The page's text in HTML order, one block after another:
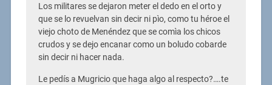
Los militares se dejaron meter el dedo en el orto y
que se lo revuelvan sin decir ni pìo, como tu héroe el
viejo choto de Menéndez que se comìa los chicos
crudos y se dejo encanar como un boludo cobarde
sin decir ni hacer nada.
Le pedís a Mugricio que haga algo al respecto?….te